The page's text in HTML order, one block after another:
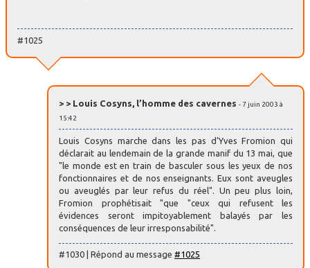
#1025
> > Louis Cosyns, l’homme des cavernes - 7 juin 2003 à
15:42
Louis Cosyns marche dans les pas d’Yves Fromion qui
déclarait au lendemain de la grande manif du 13 mai, que
"le monde est en train de basculer sous les yeux de nos
fonctionnaires et de nos enseignants. Eux sont aveugles
ou aveuglés par leur refus du réel". Un peu plus loin,
Fromion prophétisait "que "ceux qui refusent les
évidences seront impitoyablement balayés par les
conséquences de leur irresponsabilité".
#1030 | Répond au message #1025